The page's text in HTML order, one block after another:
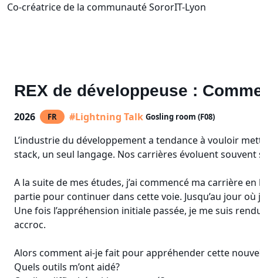
Co-créatrice de la communauté SororIT-Lyon
REX de développeuse :
2026 FR #Lightning Talk Gosling room (F08)
L’industrie du développement a tendance à vouloir
stack, un seul langage. Nos carrières évoluent
A la suite de mes études, j’ai commencé ma carrière
partie pour continuer dans cette voie. Jusqu’au jour
Une fois l’appréhension initiale passée, je me suis
accroc.
Alors comment ai-je fait pour appréhender cette
Quels outils m’ont aidé?